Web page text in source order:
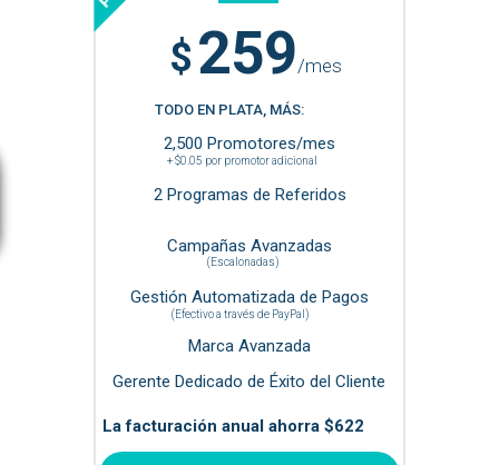
TODO EN PLATA, MÁS:
259/mes
$
2,500 Promotores/mes
2 Programas de Referidos
Campañas Avanzadas
Gestión Automatizada de Pagos
Marca Avanzada
La facturación anual ahorra $622
Gerente Dedicado de Éxito del Cliente
(Efectivo a través de PayPal)
(Escalonadas)
+ $0.05 por promotor adicional